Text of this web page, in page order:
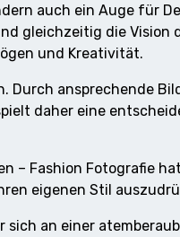
auch ein Auge für
gleichzeitig die Vision
und Kreativität.
ansprechende
daher eine
– Fashion Fotografie
eigenen Stil
an einer